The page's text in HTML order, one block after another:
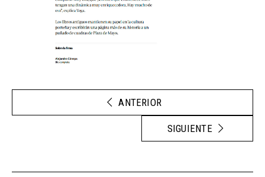
ANTERIOR
SIGUIENTE